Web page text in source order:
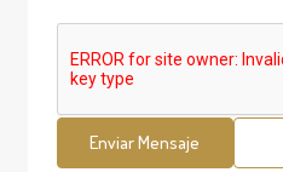
Enviar Mensaje